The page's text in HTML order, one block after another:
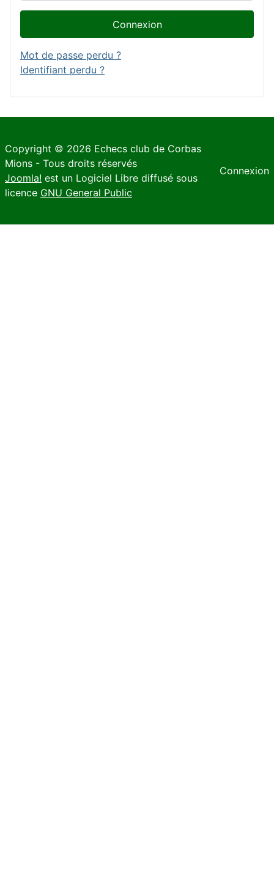
Connexion
Mot de passe perdu ?
Identifiant perdu ?
Copyright © 2026 Echecs club de Corbas
Mions - Tous droits réservés
Joomla! est un Logiciel Libre diffusé sous
licence GNU General Public
Connexion